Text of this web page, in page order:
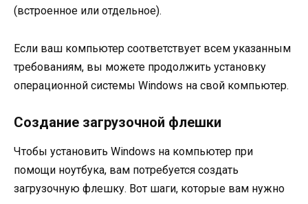
(встроенное или отдельное).
Если ваш компьютер соответствует всем указанным
требованиям, вы можете продолжить установку
операционной системы Windows на свой компьютер.
Создание загрузочной флешки
Чтобы установить Windows на компьютер при
помощи ноутбука, вам потребуется создать
загрузочную флешку. Вот шаги, которые вам нужно